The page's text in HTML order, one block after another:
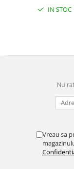
IN STOC
Nu
Vreau sa